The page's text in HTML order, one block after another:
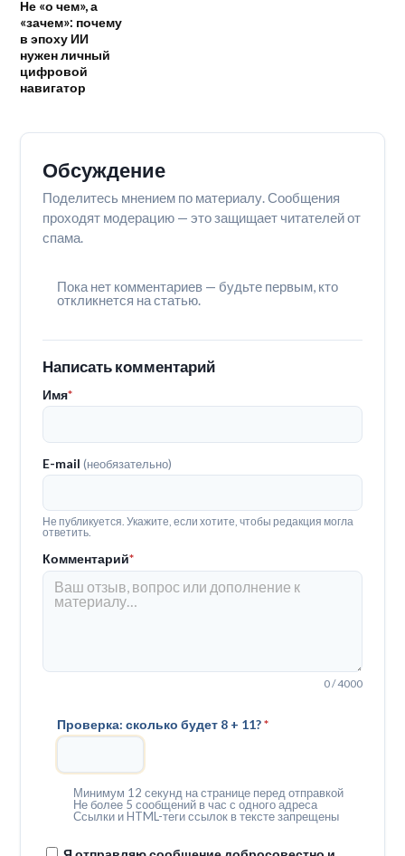
Не «о чем», а
«зачем»: почему
в эпоху ИИ
нужен личный
цифровой
навигатор
Обсуждение
Поделитесь мнением по материалу. Сообщения
проходят модерацию — это защищает читателей от
спама.
Пока нет комментариев — будьте первым, кто
откликнется на статью.
Написать комментарий
Имя*
E-mail(необязательно)
Не публикуется. Укажите, если хотите, чтобы редакция могла
ответить.
Комментарий*
0 / 4000
Проверка: сколько будет 8 + 11?*
Минимум 12 секунд на странице перед отправкой
Не более 5 сообщений в час с одного адреса
Ссылки и HTML-теги ссылок в тексте запрещены